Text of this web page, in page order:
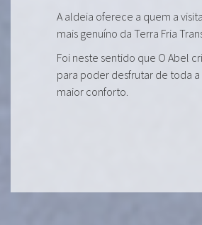
A aldeia oferece a quem a
mais genuíno da Terra Fria
Foi neste sentido que O Abel
para poder desfrutar de toda
maior conforto.